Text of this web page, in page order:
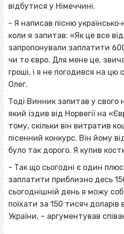
відбутися у Німеччині.
- Я написав пісню
коли я запитав: «Як це все
запропонували заплатити
чи то євро. Для мене це,
гроші, і я не погодився на цю
Олег.
Тоді Винник запитав у свого
який їздив від Норвегії на
тому, скільки він витратив
пісенний конкурс. Він йому
було так дорого. Я купив
- Так що сьогодні є один
заплатити приблизно десь
сьогоднішній день я можу
поїхати за 150 тисяч
України, – аргументував